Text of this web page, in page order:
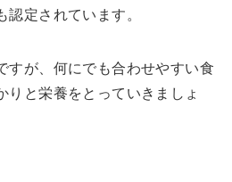
定されています。
すが、何にでも合わせやすい食
りと栄養をとっていきましょ